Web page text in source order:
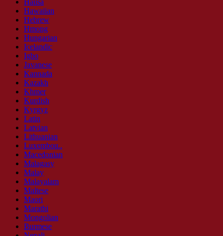
Hawaiian
Hebrew
Hmong
Hungarian
Icelandic
Igbo
Javanese
Kannada
Kazakh
Khmer
Kurdish
Kyrgyz
Latin
Latvian
Lithuanian
Luxembou..
Macedonian
Malagasy
Malay
Malayalam
Maltese
Maori
Marathi
Mongolian
Burmese